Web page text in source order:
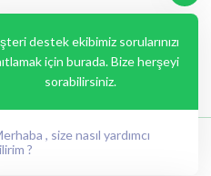
Seçenekleri
Dizayn
destek ekibimiz sorularınızı
için burada. Bize herşeyi
sorabilirsiniz.
, size nasıl yardımcı
?